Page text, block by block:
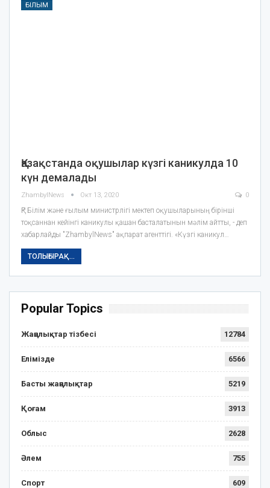
ҒЫЛЫМ
Қазақстанда оқушылар күзгі каникулда 10
күн демалады
ZhambylNews Окт 13, 2020 0
ҚР Білім және ғылым министрлігі мектеп оқушыларының бірінші
тоқсаннан кейінгі каникулы қашан басталатынын мәлім айтты, - деп
хабарлайды "ZhambylNews" ақпарат агенттігі. «Күзгі каникул…
ТОЛЫҒЫРАҚ...
Popular Topics
Жаңалықтар тізбесі 12784
Елімізде 6566
Басты жаңалықтар 5219
Қоғам 3913
Облыс 2628
Әлем 755
Спорт 609